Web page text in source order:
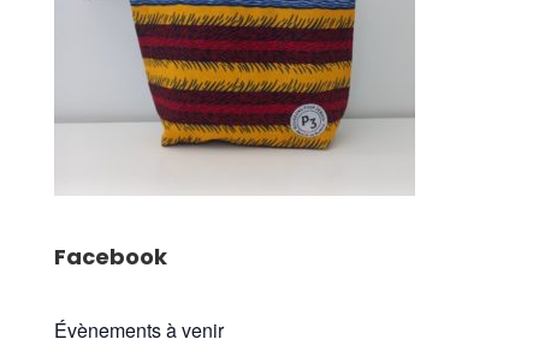
Facebook
Évènements à venir